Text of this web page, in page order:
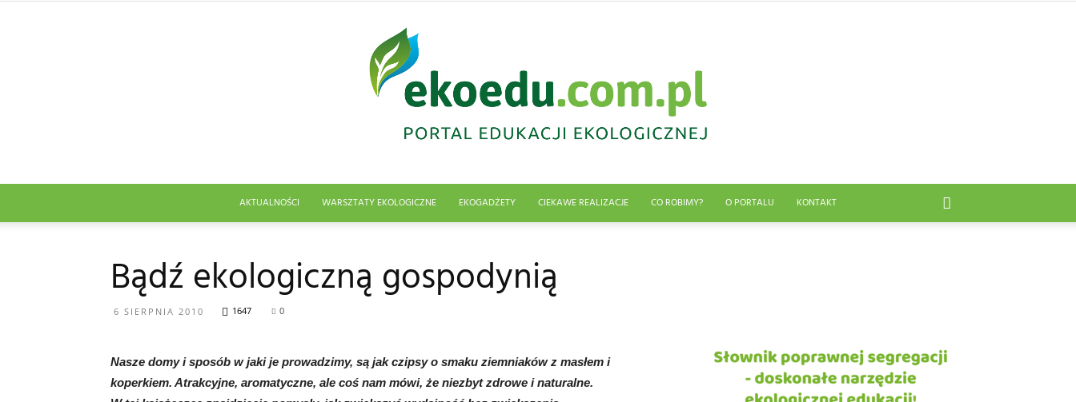
AKTUALNOŚCI WARSZTATY EKOLOGICZNE EKOGADŻETY CIEKAWE REALIZACJE CO ROBIMY? O PORTALU KONTAKT
Bądź ekologiczną gospodynią
6 SIERPNIA 2010 1647 0
Nasze domy i sposób w jaki je prowadzimy, są jak czipsy o smaku ziemniaków z masłem i
koperkiem. Atrakcyjne, aromatyczne, ale coś nam mówi, że niezbyt zdrowe i naturalne.